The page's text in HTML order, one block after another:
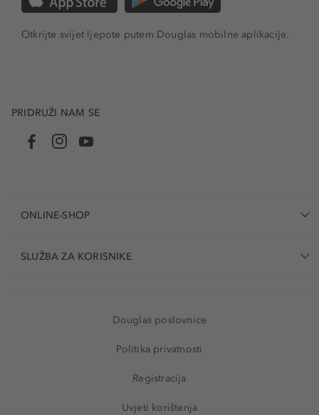
Otkrijte svijet ljepote putem Douglas mobilne aplikacije.
PRIDRUŽI NAM SE
ONLINE-SHOP
SLUŽBA ZA KORISNIKE
Douglas poslovnice
Politika privatnosti
Registracija
Uvjeti korištenja